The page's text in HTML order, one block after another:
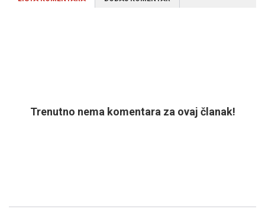
Trenutno nema komentara za ovaj članak!